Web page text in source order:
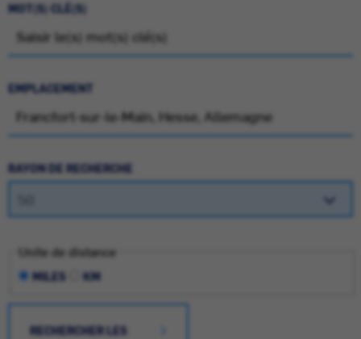
MOT(S) CLÉ(S)
EMPLACEMENT
RAYON DE RECHERCHE
Unite de distance
MILES KM
RECHERCHER LES